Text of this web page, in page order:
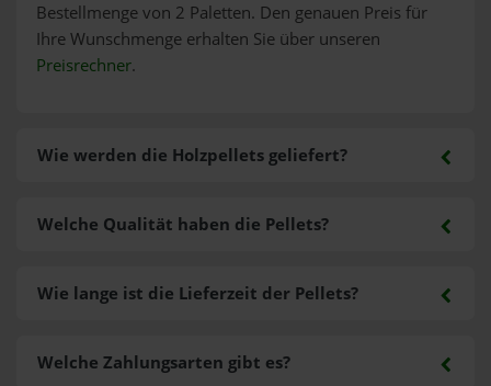
Bestellmenge von 2 Paletten. Den genauen Preis für
Ihre Wunschmenge erhalten Sie über unseren
Preisrechner.
Wie werden die Holzpellets geliefert?
Welche Zahlungsarten gibt es?
Welche Qualität haben die Pellets?
Wie lange ist die Lieferzeit der Pellets?